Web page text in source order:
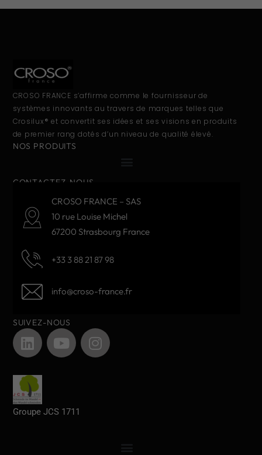
CROSO FRANCE s’affirme comme le fournisseur de
systèmes innovants au travers de marques telles que
Crosilux® et convertit ses idées et ses visions en produits
de premier rang dotés d’un niveau de qualité élevé.
NOS PRODUITS
CONTACTEZ-NOUS
CROSO FRANCE – SAS
10 rue Louise Michel
67200 Strasbourg France
+33 3 88 21 87 98
info@croso-france.fr
SUIVEZ-NOUS
Groupe JCS 1711